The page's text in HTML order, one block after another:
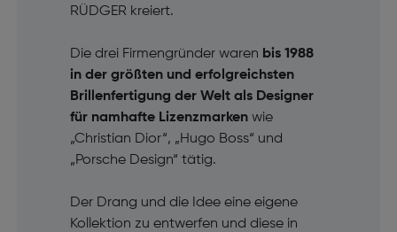
RÜDGER kreiert.
Die drei Firmengründer waren bis 1988
in der größten und erfolgreichsten
Brillenfertigung der Welt als Designer
für namhafte Lizenzmarkenwie
„Christian Dior“, „Hugo Boss“ und
„Porsche Design“ tätig.
Der Drang und die Idee eine eigene
Kollektion zu entwerfen und diese in